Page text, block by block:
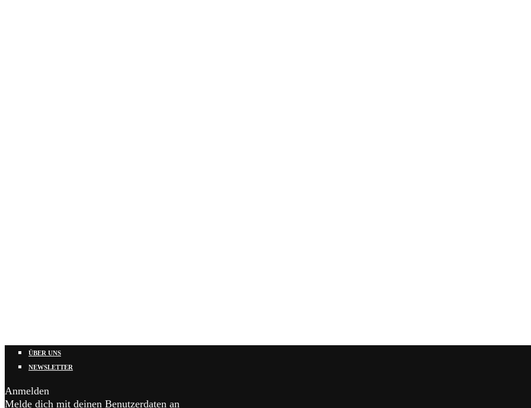
ÜBER UNS
NEWSLETTER
Anmelden
Melde dich mit deinen Benutzerdaten an